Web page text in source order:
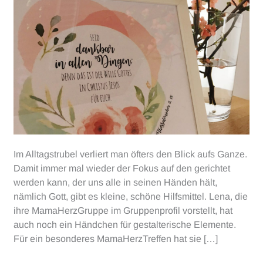
Im Alltagstrubel verliert man öfters den Blick aufs Ganze.
Damit immer mal wieder der Fokus auf den gerichtet
werden kann, der uns alle in seinen Händen hält,
nämlich Gott, gibt es kleine, schöne Hilfsmittel. Lena, die
ihre MamaHerzGruppe im Gruppenprofil vorstellt, hat
auch noch ein Händchen für gestalterische Elemente.
Für ein besonderes MamaHerzTreffen hat sie […]